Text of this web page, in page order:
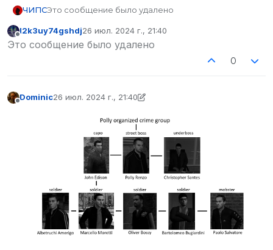
ЧИПСЭто сообщение было удалено
Не в сети
l2k3uy74gshdj26 июл. 2024 г., 21:40
отредактировано
Это сообщение было удалено
0
Dominic26 июл. 2024 г., 21:40
отредактировано Dominic